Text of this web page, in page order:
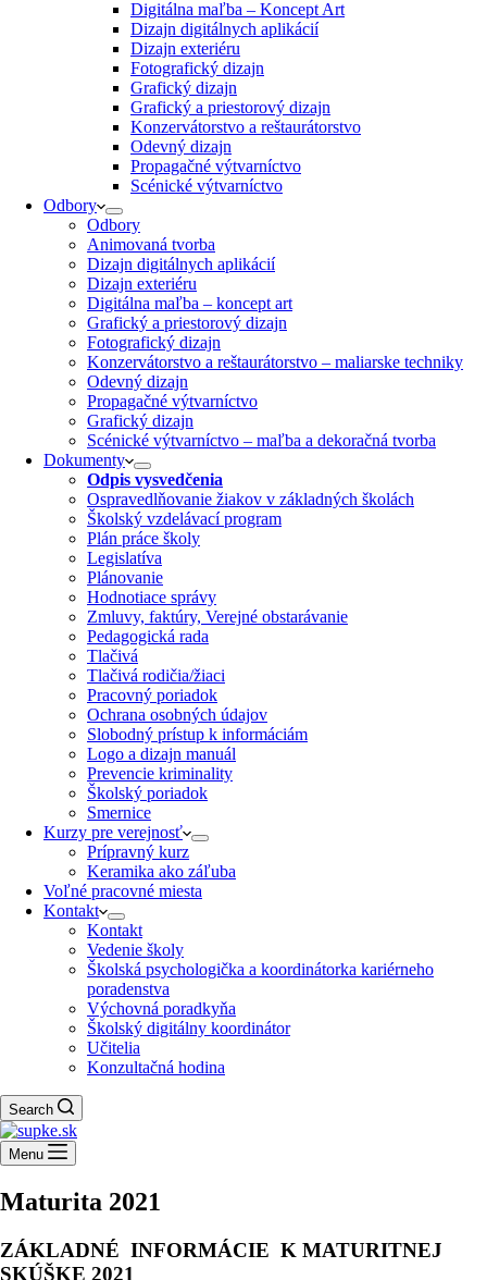
Digitálna maľba – Koncept Art
Dizajn digitálnych aplikácií
Dizajn exteriéru
Fotografický dizajn
Grafický dizajn
Grafický a priestorový dizajn
Konzervátorstvo a reštaurátorstvo
Odevný dizajn
Propagačné výtvarníctvo
Scénické výtvarníctvo
Odbory
Odbory
Animovaná tvorba
Dizajn digitálnych aplikácií
Dizajn exteriéru
Digitálna maľba – koncept art
Grafický a priestorový dizajn
Fotografický dizajn
Konzervátorstvo a reštaurátorstvo – maliarske techniky
Odevný dizajn
Propagačné výtvarníctvo
Grafický dizajn
Scénické výtvarníctvo – maľba a dekoračná tvorba
Dokumenty
Odpis vysvedčenia
Ospravedlňovanie žiakov v základných školách
Školský vzdelávací program
Plán práce školy
Legislatíva
Plánovanie
Hodnotiace správy
Zmluvy, faktúry, Verejné obstarávanie
Pedagogická rada
Tlačivá
Tlačivá rodičia/žiaci
Pracovný poriadok
Ochrana osobných údajov
Slobodný prístup k informáciám
Logo a dizajn manuál
Prevencie kriminality
Školský poriadok
Smernice
Kurzy pre verejnosť
Prípravný kurz
Keramika ako záľuba
Voľné pracovné miesta
Kontakt
Kontakt
Vedenie školy
Školská psychologička a koordinátorka kariérneho
poradenstva
Výchovná poradkyňa
Školský digitálny koordinátor
Učitelia
Konzultačná hodina
Search
Menu
Maturita 2021
ZÁKLADNÉ INFORMÁCIE K MATURITNEJ
SKÚŠKE 2021